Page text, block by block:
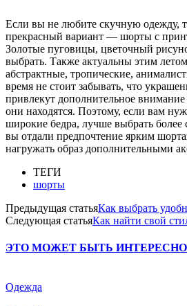
Если вы не любите скучную одежду,
прекрасный вариант — шорты с
Золотые пуговицы, цветочный
выбрать. Также актуальны этим
абстрактные, тропические,
время не стоит забывать, что
привлекут дополнительное внимание
они находятся. Поэтому, если вам
широкие бедра, лучше выбрать
вы отдали предпочтение ярким
нагружать образ дополнительными
ТЕГИ
шорты
Предыдущая статьяКак выбрать
Следующая статьяКак найти свой
ЭТО МОЖЕТ БЫТЬ ИНТЕРЕСНО
Одежда